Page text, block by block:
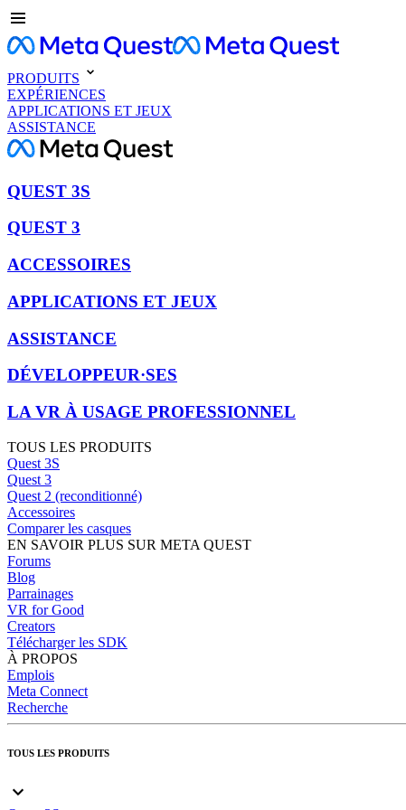
PRODUITS
EXPÉRIENCES
APPLICATIONS ET JEUX
ASSISTANCE
QUEST 3S
QUEST 3
ACCESSOIRES
APPLICATIONS ET JEUX
ASSISTANCE
DÉVELOPPEUR·SES
LA VR À USAGE PROFESSIONNEL
TOUS LES PRODUITS
Quest 3S
Quest 3
Quest 2 (reconditionné)
Accessoires
Comparer les casques
EN SAVOIR PLUS SUR META QUEST
Forums
Blog
Parrainages
VR for Good
Creators
Télécharger les SDK
À PROPOS
Emplois
Meta Connect
Recherche
TOUS LES PRODUITS